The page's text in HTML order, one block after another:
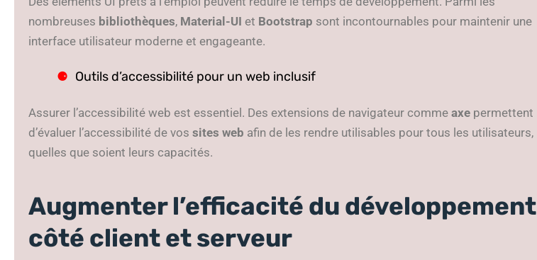
nombreuses bibliothèques, Material-UI et Bootstrap sont incontournables pour maintenir une
interface utilisateur moderne et engageante.
Outils d’accessibilité pour un web inclusif
Assurer l’accessibilité web est essentiel. Des extensions de navigateur comme axe permettent
d’évaluer l’accessibilité de vos sites web afin de les rendre utilisables pour tous les utilisateurs,
quelles que soient leurs capacités.
Augmenter l’efficacité du développement
côté client et serveur